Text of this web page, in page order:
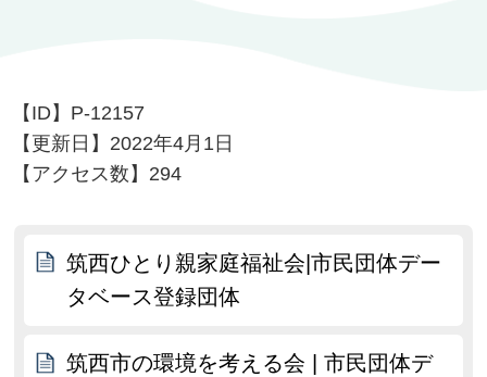
【ID】 P-12157
【更新日】 2022年4月1日
【アクセス数】 294
筑西ひとり親家庭福祉会|市民団体デー
タベース登録団体
筑西市の環境を考える会 | 市民団体デ